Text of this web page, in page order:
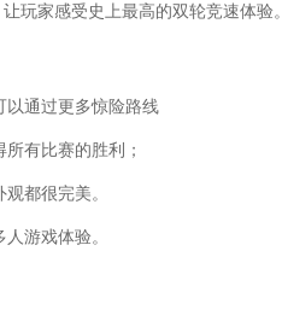
玩家感受史上最高的双轮竞速体验。
以通过更多惊险路线
有比赛的胜利；
都很完美。
游戏体验。